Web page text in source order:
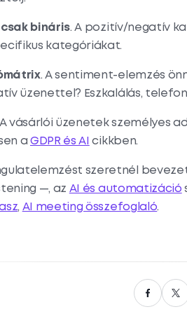
csak bináris. A pozitív/negatív
kategóriákat.
. A sentiment-elemzés
üzenettel? Eszkalálás,
vásárlói üzenetek személyes
a GDPR és AI cikkben.
szeretnél
—, az AI és automatizáció
, AI meeting összefoglaló.